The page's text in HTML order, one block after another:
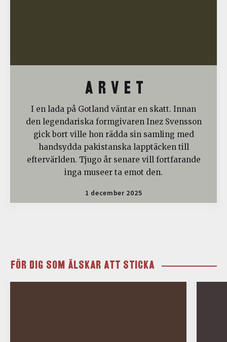
A R V E T
I en lada på Gotland väntar en skatt. Innan
den legendariska formgivaren Inez Svensson
gick bort ville hon rädda sin samling med
handsydda pakistanska lapptäcken till
eftervärlden. Tjugo år senare vill fortfarande
inga museer ta emot den.
1 december 2025
FÖR DIG SOM ÄLSKAR ATT STICKA